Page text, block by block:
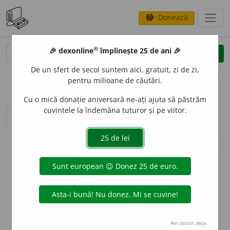
savings Donează
clear
opțiuni
sinteza definițiilor (1)
definiții (8)
info
info
Aceste definiții sunt compilate de
echipa dexonline. Definițiile
originale se află pe filadefiniții.
Puteți reordona filele pe pagina de
🎉 dexonline® împlinește 25 de ani 🎉
De un sfert de secol suntem aici, gratuit, zi de zi,
pentru milioane de căutări.
Cu o mică donație aniversară ne-ați ajuta să păstrăm
cuvintele la îndemâna tuturor și pe viitor.
Am donat deja.